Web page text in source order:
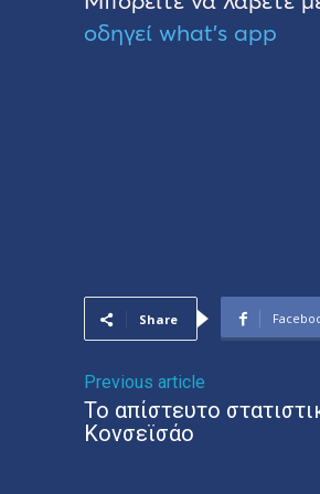
οδηγεί what’s app
Share
Previous article
Το απίστευτο
Κονσεϊσάο